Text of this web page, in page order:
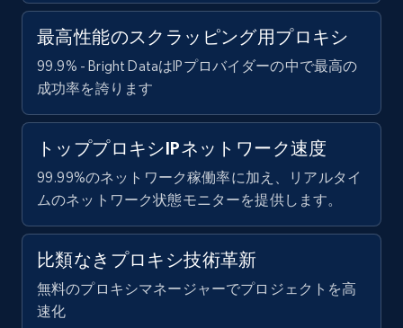
最高性能のスクラッピング用プロキシ
99.9% - Bright DataはIPプロバイダーの中で最高の
成功率を誇ります
トッププロキシIPネットワーク速度
99.99%のネットワーク稼働率に加え、リアルタイ
ムのネットワーク状態モニターを提供します。
比類なきプロキシ技術革新
無料のプロキシマネージャーでプロジェクトを高
速化